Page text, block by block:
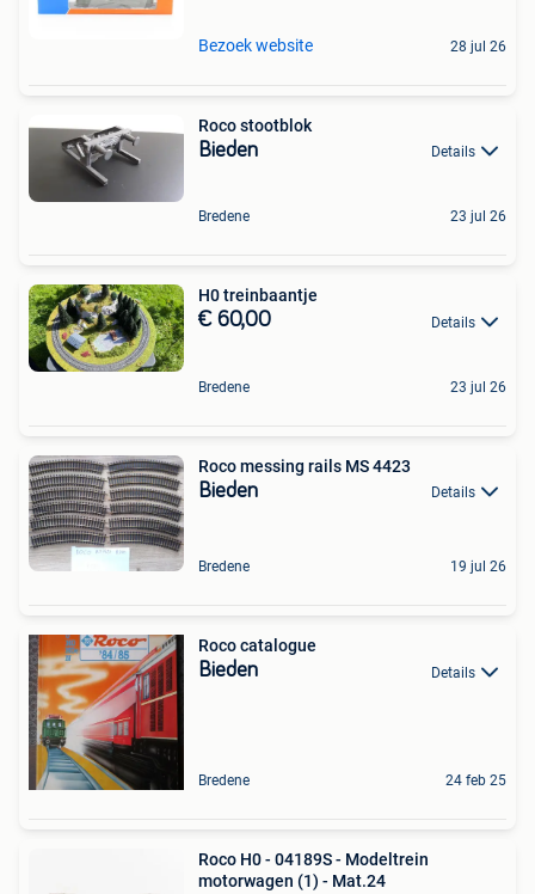
Bezoek website 28 jul 26
Roco stootblok
Bieden Details
Bredene 23 jul 26
H0 treinbaantje
€ 60,00 Details
Bredene 23 jul 26
Roco messing rails MS 4423
Bieden Details
Bredene 19 jul 26
Roco catalogue
Bieden Details
Bredene 24 feb 25
Roco H0 - 04189S - Modeltrein
motorwagen (1) - Mat.24